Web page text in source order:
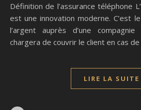
Définition de l’assurance téléphone
est une innovation moderne. C’est
l’argent auprès d’une compagnie
chargera de couvrir le client en cas
LIRE LA SUITE